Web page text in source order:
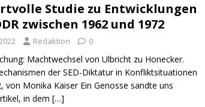
Studie zu Entwicklungen
zwischen 1962 und 1972
Redaktion 0
Machtwechsel von Ulbricht zu Honecker.
der SED-Diktatur in Konfliktsituationen
von Monika Kaiser Ein Genosse sandte uns
in dem […]